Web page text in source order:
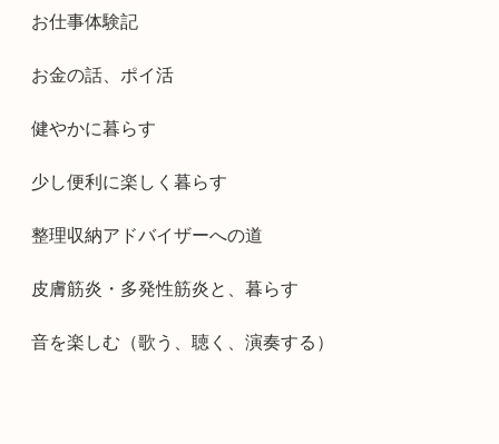
お仕事体験記
お金の話、ポイ活
健やかに暮らす
少し便利に楽しく暮らす
整理収納アドバイザーへの道
皮膚筋炎・多発性筋炎と、暮らす
音を楽しむ（歌う、聴く、演奏する）